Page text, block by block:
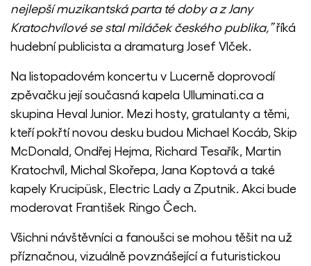
nejlepší muzikantská parta té doby a z Jany
Kratochvílové se stal miláček českého publika,”říká
hudební publicista a dramaturg Josef Vlček.
Na listopadovém koncertu v Lucerně doprovodí
zpěvačku její současná kapela Ulluminati.ca a
skupina Heval Junior. Mezi hosty, gratulanty a těmi,
kteří pokřtí novou desku budou Michael Kocáb, Skip
McDonald, Ondřej Hejma, Richard Tesařík, Martin
Kratochvíl, Michal Skořepa, Jana Koptová a také
kapely Krucipüsk, Electric Lady a Zputnik. Akci bude
moderovat František Ringo Čech.
Všichni návštěvníci a fanoušci se mohou těšit na už
příznačnou, vizuálně povznášející a futuristickou